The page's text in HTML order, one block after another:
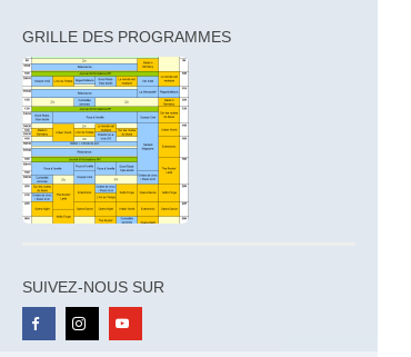
GRILLE DES PROGRAMMES
SUIVEZ-NOUS SUR